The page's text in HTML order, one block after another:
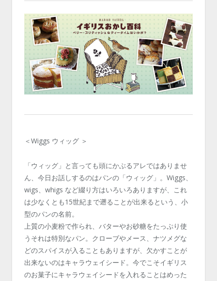
＜Wiggs ウィッグ ＞
「ウィッグ」と言っても頭にかぶるアレではありませ
ん、今日お話しするのはパンの「ウィッグ」。Wiggs、
wigs、whigs など綴り方はいろいろありますが、これ
は少なくとも15世紀まで遡ることが出来るという、小
型のパンの名前。
上質の小麦粉で作られ、バターやお砂糖をたっぷり使
うそれは特別なパン。クローブやメース、ナツメグな
どのスパイスが入ることもありますが、欠かすことが
出来ないのはキャラウェイシード。今でこそイギリス
のお菓子にキャラウェイシードを入れることはめった